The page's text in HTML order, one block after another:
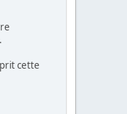
cette